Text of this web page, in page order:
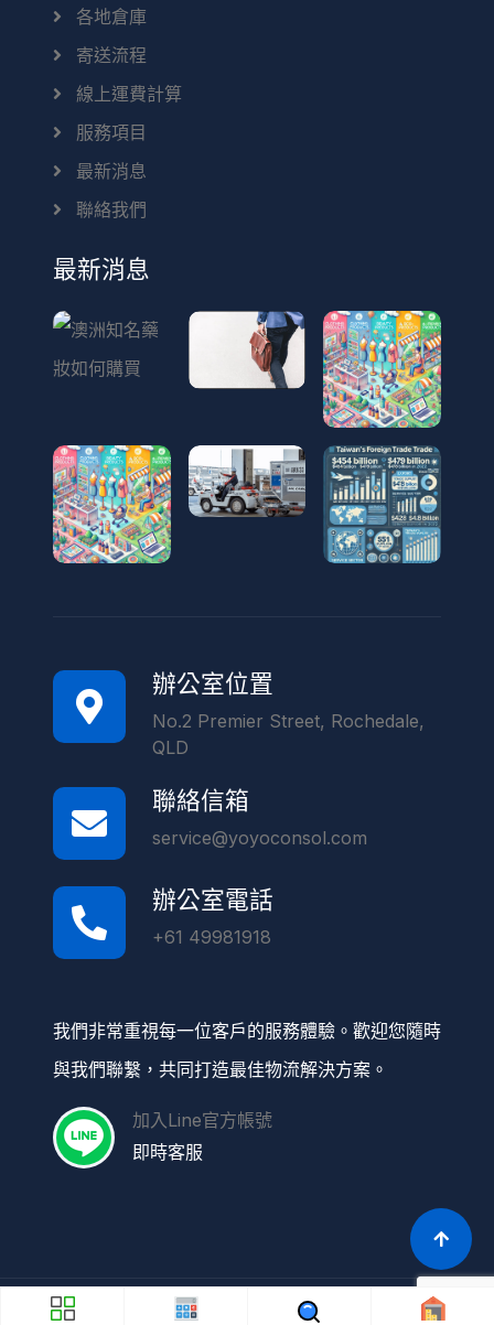
各地倉庫
寄送流程
線上運費計算
服務項目
最新消息
聯絡我們
最新消息
辦公室位置
No.2 Premier Street, Rochedale,
QLD
聯絡信箱
service@yoyoconsol.com
辦公室電話
+61 49981918
我們非常重視每一位客戶的服務體驗。歡迎您隨時
與我們聯繫，共同打造最佳物流解決方案。
加入Line官方帳號
即時客服
© MongSys All Right Reserved